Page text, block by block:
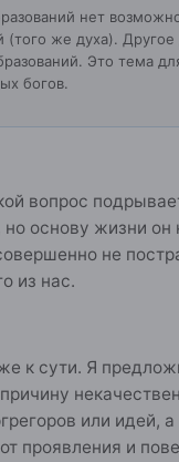
нет
(того же духа). Другое
Это тема
богов.
вопрос
основу жизни он
не
из нас.
к сути. Я
или идей, а
проявления и